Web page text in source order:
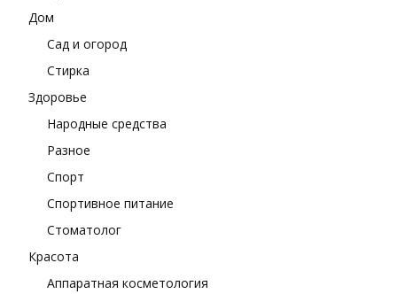
Дом
Сад и огород
Стирка
Здоровье
Народные средства
Разное
Спорт
Спортивное питание
Стоматолог
Красота
Аппаратная косметология